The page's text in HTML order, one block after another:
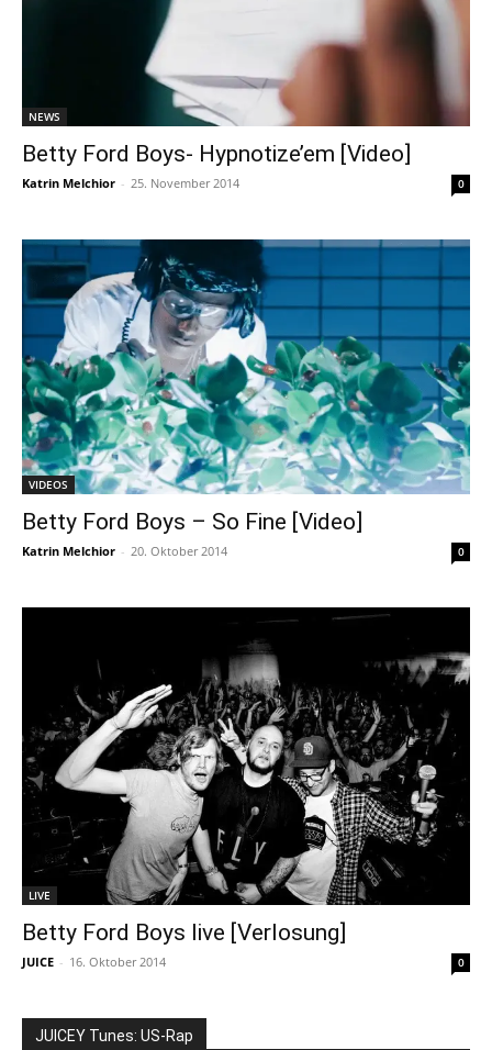
NEWS
Betty Ford Boys- Hypnotize’em [Video]
Katrin Melchior - 25. November 2014 0
VIDEOS
Betty Ford Boys – So Fine [Video]
Katrin Melchior - 20. Oktober 2014 0
LIVE
Betty Ford Boys live [Verlosung]
JUICE - 16. Oktober 2014 0
JUICEY Tunes: US-Rap